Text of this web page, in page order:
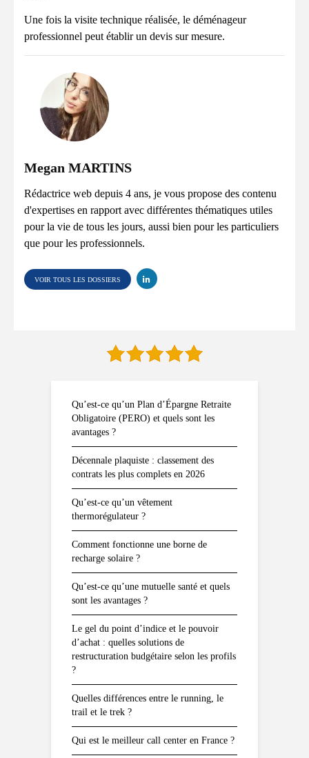
Une fois la visite technique réalisée, le déménageur
professionnel peut établir un devis sur mesure.
Megan MARTINS
Rédactrice web depuis 4 ans, je vous propose des contenu
d'expertises en rapport avec différentes thématiques utiles
pour la vie de tous les jours, aussi bien pour les particuliers
que pour les professionnels.
VOIR TOUS LES DOSSIERS
Qu’est-ce qu’un Plan d’Épargne Retraite
Obligatoire (PERO) et quels sont les
avantages ?
Décennale plaquiste : classement des
contrats les plus complets en 2026
Qu’est-ce qu’un vêtement
thermorégulateur ?
Comment fonctionne une borne de
recharge solaire ?
Qu’est-ce qu’une mutuelle santé et quels
sont les avantages ?
Le gel du point d’indice et le pouvoir
d’achat : quelles solutions de
restructuration budgétaire selon les profils
?
Quelles différences entre le running, le
trail et le trek ?
Qui est le meilleur call center en France ?